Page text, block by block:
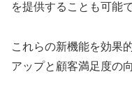
を提供することも可能で
これらの新機能を効果
アップと顧客満足度の